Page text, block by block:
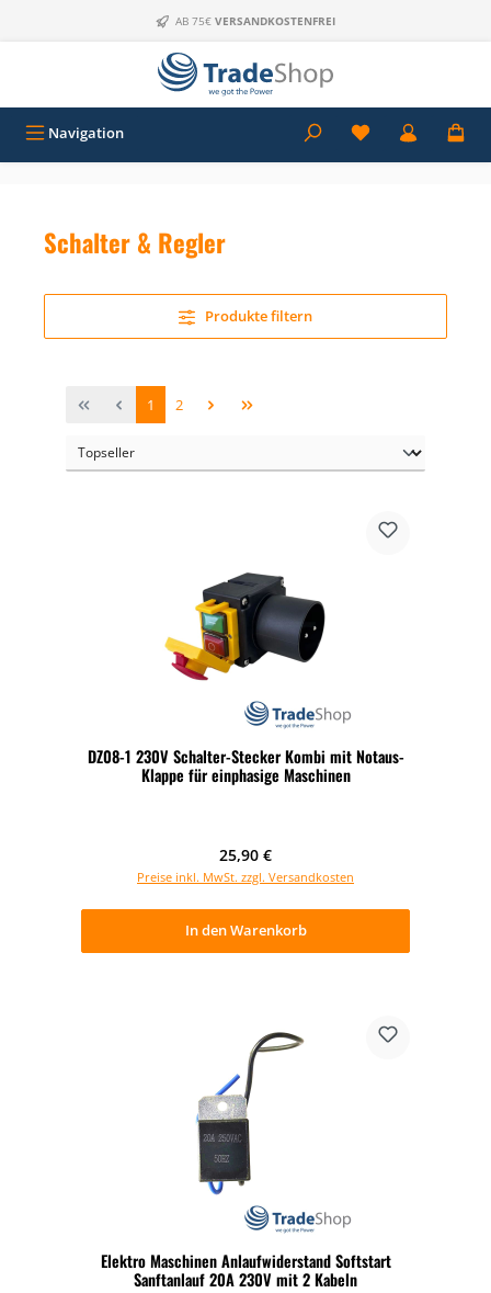
Zum Hauptinhalt springenAB 75€ VERSANDKOSTENFREI
Navigation
Schalter & Regler
Produkte filtern
Seite
1 Seite
2
DZ08-1 230V Schalter-Stecker Kombi mit Notaus-
Klappe für einphasige Maschinen
Regulärer Preis:
25,90 €
Preise inkl. MwSt. zzgl. Versandkosten
In den Warenkorb
Elektro Maschinen Anlaufwiderstand Softstart
Sanftanlauf 20A 230V mit 2 Kabeln